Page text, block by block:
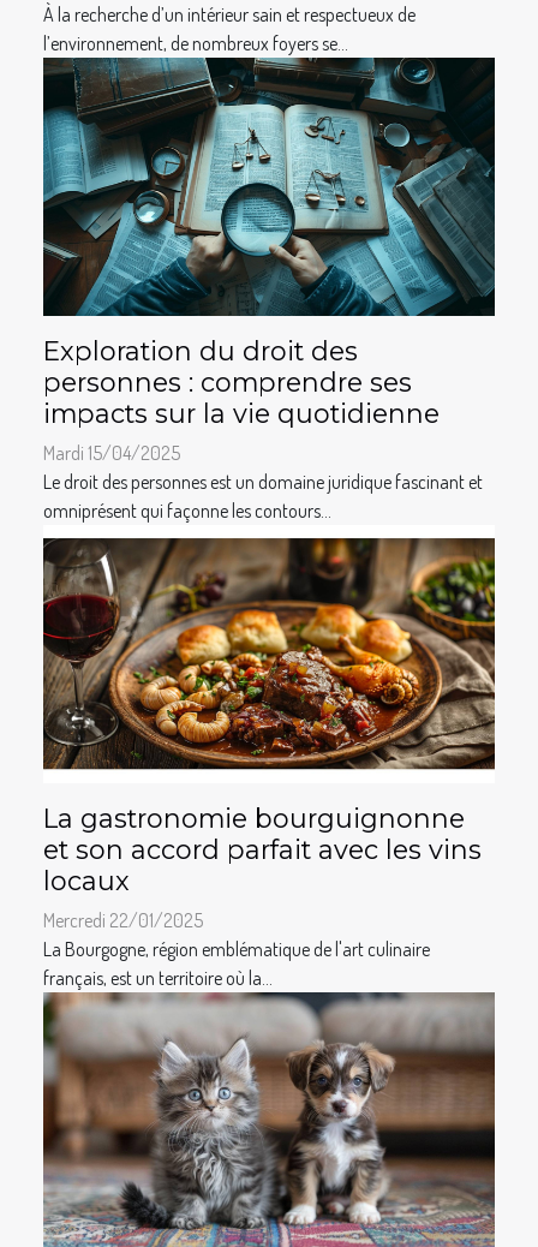
À la recherche d’un intérieur sain et respectueux de
l’environnement, de nombreux foyers se...
Exploration du droit des
personnes : comprendre ses
impacts sur la vie quotidienne
Mardi 15/04/2025
Le droit des personnes est un domaine juridique fascinant et
omniprésent qui façonne les contours...
La gastronomie bourguignonne
et son accord parfait avec les vins
locaux
Mercredi 22/01/2025
La Bourgogne, région emblématique de l'art culinaire
français, est un territoire où la...